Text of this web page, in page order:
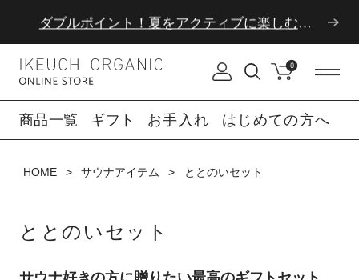
ダブルポイント！夏をアクティブに楽しむ夏タオル
8/6(木)12時まで|夏季休業のお知らせ
ダブルポイント！夏をアクティブに楽しむ夏タオル
0
商品一覧 ギフト お手入れ はじめての方へ
HOME サウナアイテム ととのいセット
ととのいセット